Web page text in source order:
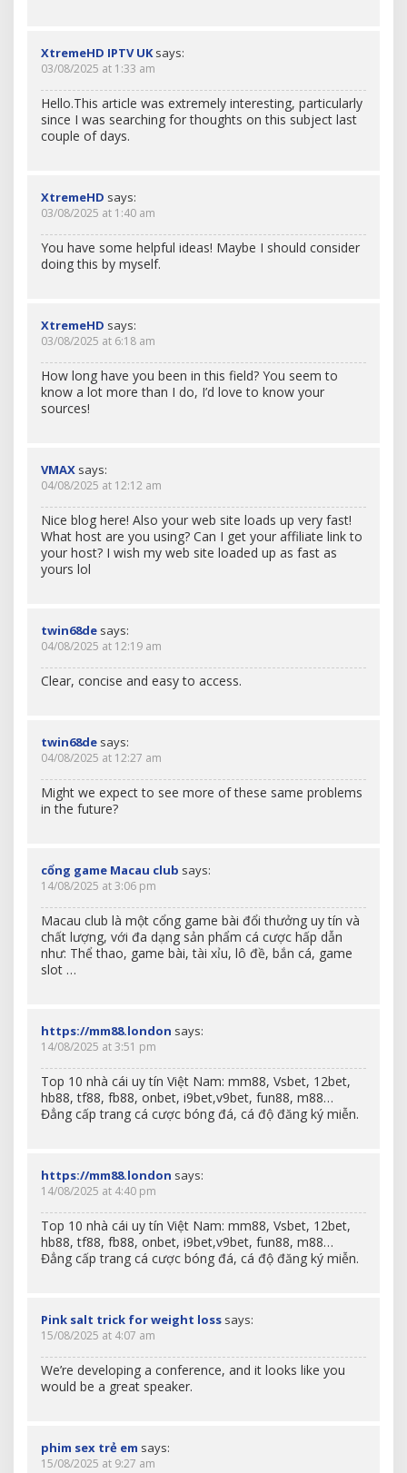
XtremeHD IPTV UK says:
03/08/2025 at 1:33 am
Hello.This article was extremely interesting, particularly
since I was searching for thoughts on this subject last
couple of days.
XtremeHD says:
03/08/2025 at 1:40 am
You have some helpful ideas! Maybe I should consider
doing this by myself.
XtremeHD says:
03/08/2025 at 6:18 am
How long have you been in this field? You seem to
know a lot more than I do, I’d love to know your
sources!
VMAX says:
04/08/2025 at 12:12 am
Nice blog here! Also your web site loads up very fast!
What host are you using? Can I get your affiliate link to
your host? I wish my web site loaded up as fast as
yours lol
twin68de says:
04/08/2025 at 12:19 am
Clear, concise and easy to access.
twin68de says:
04/08/2025 at 12:27 am
Might we expect to see more of these same problems
in the future?
cổng game Macau club says:
14/08/2025 at 3:06 pm
Macau club là một cổng game bài đổi thưởng uy tín và
chất lượng, với đa dạng sản phẩm cá cược hấp dẫn
như: Thể thao, game bài, tài xỉu, lô đề, bắn cá, game
slot …
https://mm88.london says:
14/08/2025 at 3:51 pm
Top 10 nhà cái uy tín Việt Nam: mm88, Vsbet, 12bet,
hb88, tf88, fb88, onbet, i9bet,v9bet, fun88, m88…
Đẳng cấp trang cá cược bóng đá, cá độ đăng ký miễn.
https://mm88.london says:
14/08/2025 at 4:40 pm
Top 10 nhà cái uy tín Việt Nam: mm88, Vsbet, 12bet,
hb88, tf88, fb88, onbet, i9bet,v9bet, fun88, m88…
Đẳng cấp trang cá cược bóng đá, cá độ đăng ký miễn.
Pink salt trick for weight loss says:
15/08/2025 at 4:07 am
We’re developing a conference, and it looks like you
would be a great speaker.
phim sex trẻ em says:
15/08/2025 at 9:27 am